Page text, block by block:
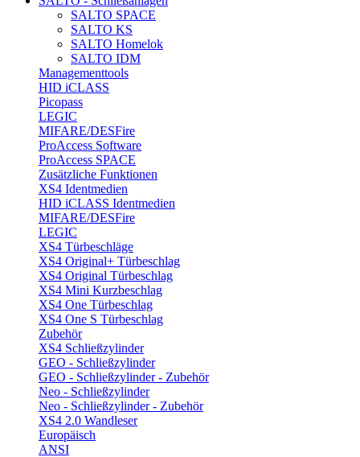
SALTO SPACE
SALTO KS
SALTO Homelok
SALTO IDM
Managementtools
HID iCLASS
Picopass
LEGIC
MIFARE/DESFire
ProAccess Software
ProAccess SPACE
Zusätzliche Funktionen
XS4 Identmedien
HID iCLASS Identmedien
MIFARE/DESFire
LEGIC
XS4 Türbeschläge
XS4 Original+ Türbeschlag
XS4 Original Türbeschlag
XS4 Mini Kurzbeschlag
XS4 One Türbeschlag
XS4 One S Türbeschlag
Zubehör
XS4 Schließzylinder
GEO - Schließzylinder
GEO - Schließzylinder - Zubehör
Neo - Schließzylinder
Neo - Schließzylinder - Zubehör
XS4 2.0 Wandleser
Europäisch
ANSI